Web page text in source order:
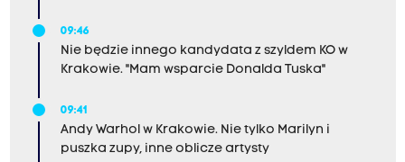
09:46
Nie będzie innego kandydata z szyldem KO w
Krakowie. "Mam wsparcie Donalda Tuska"
09:41
Andy Warhol w Krakowie. Nie tylko Marilyn i
puszka zupy, inne oblicze artysty